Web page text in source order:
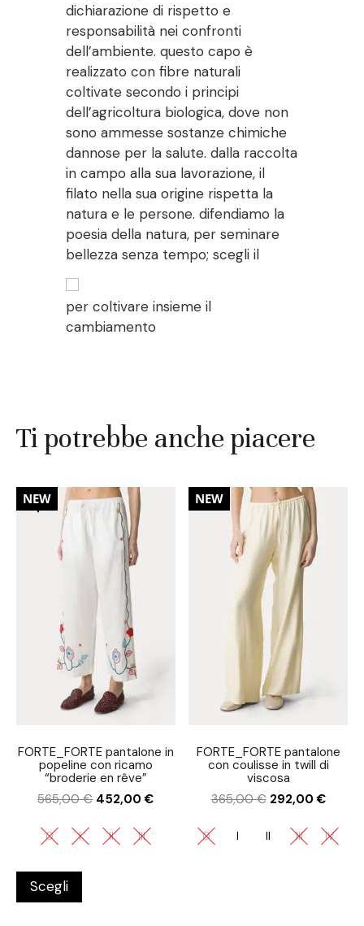
dichiarazione di rispetto e
responsabilità nei confronti
dell’ambiente. questo capo è
realizzato con fibre naturali
coltivate secondo i principi
dell’agricoltura biologica, dove non
sono ammesse sostanze chimiche
dannose per la salute. dalla raccolta
in campo alla sua lavorazione, il
filato nella sua origine rispetta la
natura e le persone. difendiamo la
poesia della natura, per seminare
bellezza senza tempo; scegli il
per coltivare insieme il
cambiamento
Ti potrebbe anche piacere
20%
NEW
FORTE_FORTE pantalone in
popeline con ricamo
“broderie en rêve”
565,00€ 452,00€
0 I II III
Scegli
NEW
FORTE_FORTE pantalone
con coulisse in twill di
viscosa
365,00€ 292,00€
0 I II III IV